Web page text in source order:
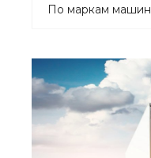
По маркам машин